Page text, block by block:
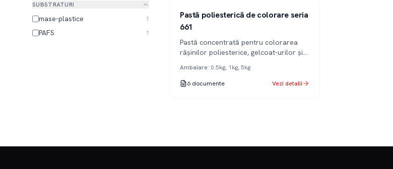
SUBSTRATURI
mase-plastice 1
PAFS 1
Serie 661
Pastă poliesterică de colorare seria
661
Pastă concentrată pentru colorarea
rășinilor poliesterice, gelcoat-urilor și
Ambalare: 0.5kg, 1kg, 5kg
6 documente Vezi detalii